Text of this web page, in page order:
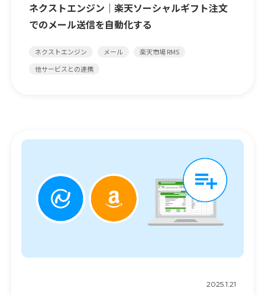
ネクストエンジン｜楽天ソーシャルギフト注文
でのメール送信を自動化する
ネクストエンジン メール
楽天市場 RMS
他サービスとの連携
2025.1.21